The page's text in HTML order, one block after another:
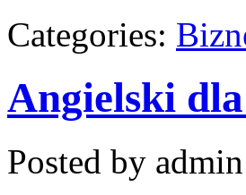
Categories:
Angielski
Posted by admin